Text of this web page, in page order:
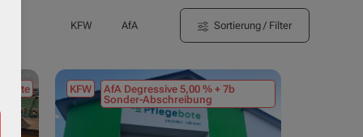
KFW AfA Sortierung / Filter
KFW
AfA Degressive 5,00 % + 7b
Sonder-Abschreibung